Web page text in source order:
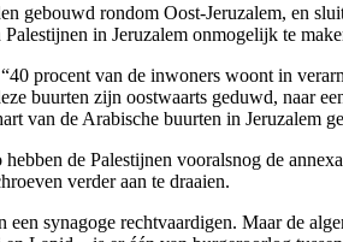
gebouwd rondom Oost-Jeruzalem, en
in Jeruzalem onmogelijk te
procent van de inwoners woont in
buurten zijn oostwaarts geduwd, naar
van de Arabische buurten in Jeruzalem
de Palestijnen vooralsnog de
verder aan te draaien.
een synagoge rechtvaardigen. Maar de